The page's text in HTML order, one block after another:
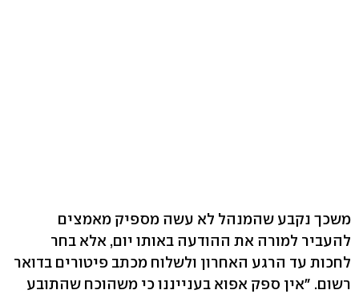
משכך נקבע שהמנהל לא עשה מספיק מאמצים
להעביר למורה את ההודעה באותו יום, אלא בחר
לחכות עד הרגע האחרון ולשלוח מכתב פיטורים בדואר
רשום. "אין ספק אפוא בענייננו כי משהוכח שהתובע